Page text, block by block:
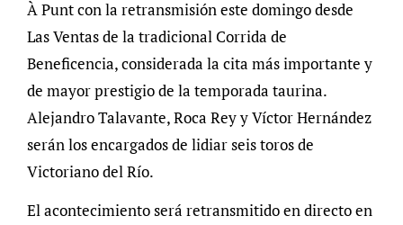
À Punt con la retransmisión este domingo desde
Las Ventas de la tradicional Corrida de
Beneficencia, considerada la cita más importante y
de mayor prestigio de la temporada taurina.
Alejandro Talavante, Roca Rey y Víctor Hernández
serán los encargados de lidiar seis toros de
Victoriano del Río.
El acontecimiento será retransmitido en directo en